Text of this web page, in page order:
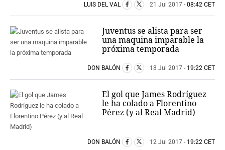
LUIS DEL VAL 21 Jul 2017 - 08:42 CET
Juventus se alista para ser
una maquina imparable la
próxima temporada
DON BALÓN 18 Jul 2017 - 19:22 CET
El gol que James Rodríguez
le ha colado a Florentino
Pérez (y al Real Madrid)
DON BALÓN 12 Jul 2017 - 19:22 CET